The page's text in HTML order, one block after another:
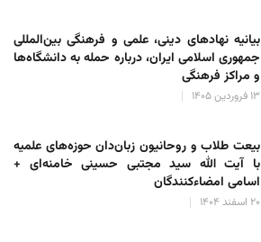
بیانیه نهادهای دینی، علمی و فرهنگی بین‌المللی
جمهوری اسلامی ایران، درباره حمله به دانشگاه‌ها
و مراکز فرهنگی
۱۳ فروردین ۱۴۰۵
بیعت طلاب و روحانیون زبان‌دان حوزه‌های علمیه
با آیت الله سید مجتبی حسینی خامنه‌ای +
اسامی امضاءکنندگان
۲۰ اسفند ۱۴۰۴